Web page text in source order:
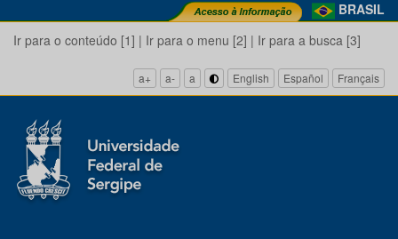
BRASIL
Ir para o conteúdo [1] | Ir para o menu [2] | Ir para a busca [3]
a+ a- a English Español Français